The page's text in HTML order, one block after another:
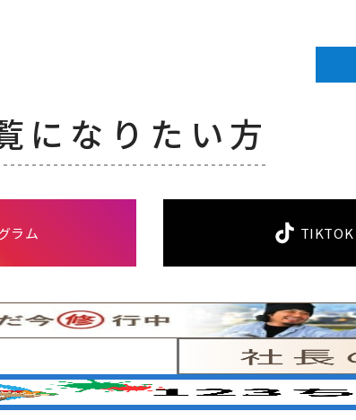
になりたい方
ラム TIKTOK